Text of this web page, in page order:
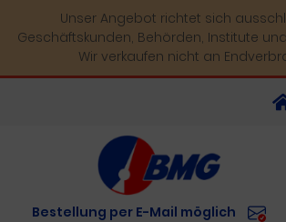
Unser Angebot richtet sich
Geschäftskunden, Behörden, Institute
Wir verkaufen nicht an
Bestellung per E-Mail möglich